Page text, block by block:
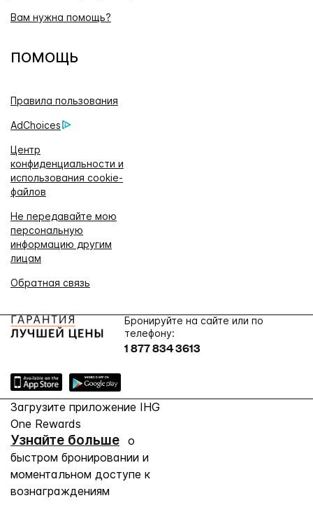
Вам нужна помощь?
ПОМОЩЬ
Правила пользования
AdChoices
Центр
конфиденциальности и
использования cookie-
файлов
Не передавайте мою
персональную
информацию другим
лицам
Обратная связь
Бронируйте на сайте или по
телефону:
1 877 834 3613
Загрузите приложение IHG
One Rewards
Узнайте больше о
быстром бронировании и
моментальном доступе к
вознаграждениям